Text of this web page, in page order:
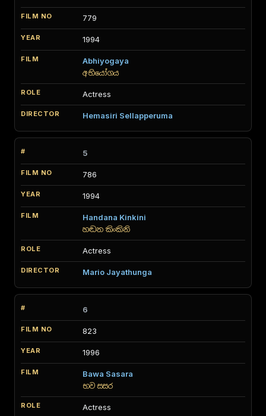
779
1994
Abhiyogaya
අභියෝගය
Actress
Hemasiri Sellapperuma
5
786
1994
Handana Kinkini
හඬන කිංකිනි
Actress
Mario Jayathunga
6
823
1996
Bawa Sasara
භව සසර
Actress